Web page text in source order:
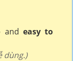
and easy to
dùng.)